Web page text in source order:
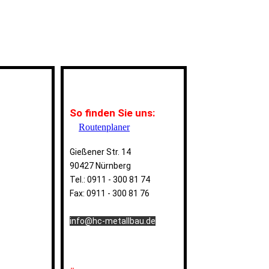
So finden Sie uns:
Routenplaner
Gießener Str. 14
90427 Nürnberg
Tel.: 0911 - 300 81 74
Fax: 0911 - 300 81 76
info@hc-metallbau.de